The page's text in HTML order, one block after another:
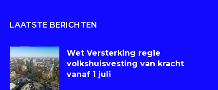
LAATSTE BERICHTEN
Wet Versterking regie
volkshuisvesting van kracht
vanaf 1 juli